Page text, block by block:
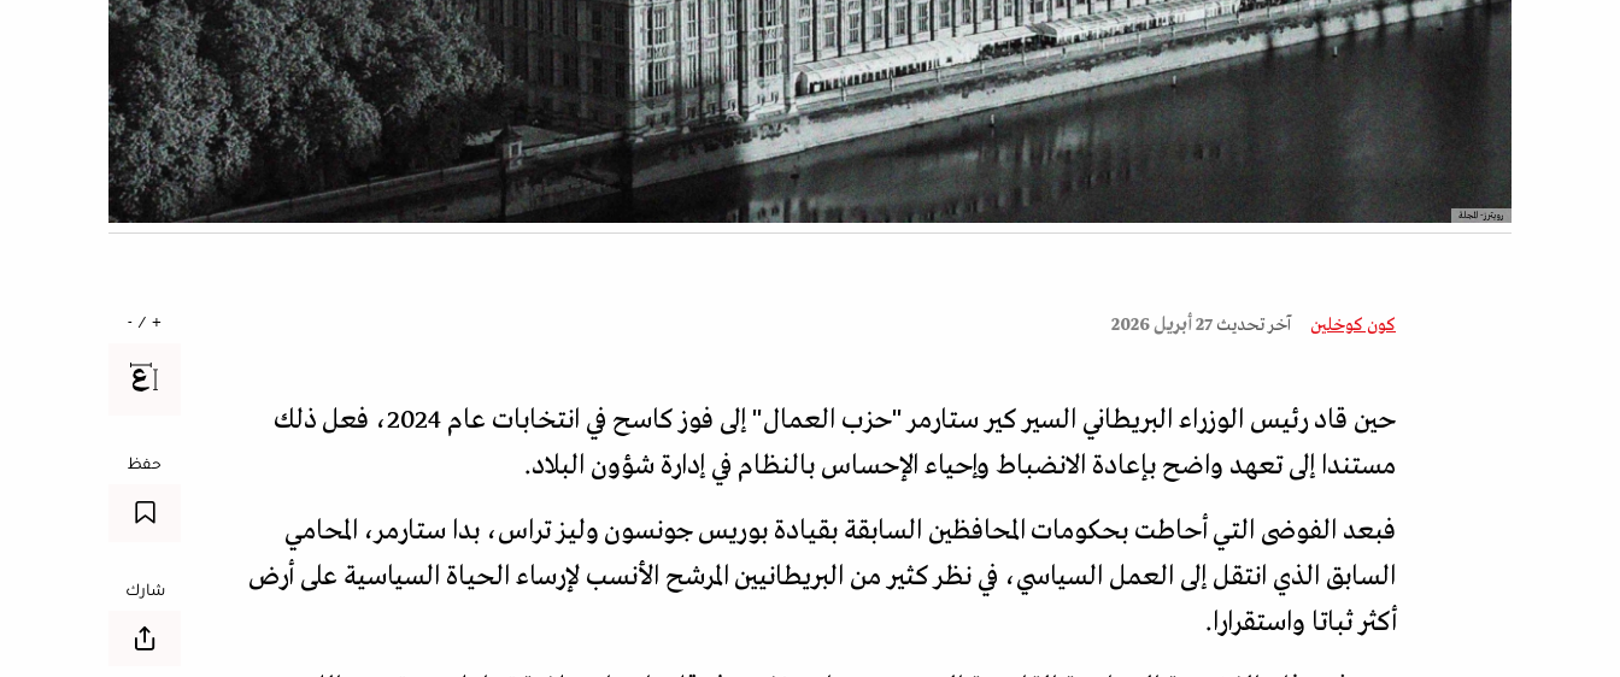
رويترز- المجلة
كون كوخلين آخر تحديث 27 أبريل 2026
حين قاد رئيس الوزراء البريطاني السير كير ستارمر "حزب العمال" إلى فوز كاسح في انتخابات عام 2024، فعل ذلك
مستندا إلى تعهد واضح بإعادة الانضباط وإحياء الإحساس بالنظام في إدارة شؤون البلاد.
فبعد الفوضى التي أحاطت بحكومات المحافظين السابقة بقيادة بوريس جونسون وليز تراس، بدا ستارمر، المحامي
السابق الذي انتقل إلى العمل السياسي، في نظر كثير من البريطانيين المرشح الأنسب لإرساء الحياة السياسية على أرض
أكثر ثباتا واستقرارا.
+ / -
حفظ
شارك